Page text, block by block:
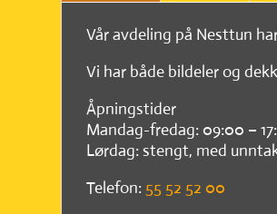
Vår avdeling på Nesttun
Vi har både bildeler og
Åpningstider
Mandag-fredag: 09:00 –
Lørdag: stengt, med
Telefon: 55 52 52 00